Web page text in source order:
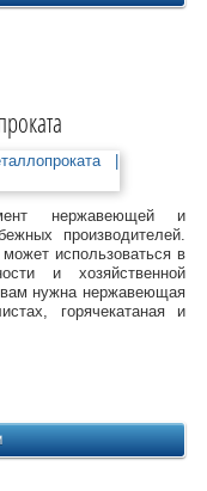
нержавеющей и
производителей.
использоваться в
и хозяйственной
нужна нержавеющая
горячекатаная и